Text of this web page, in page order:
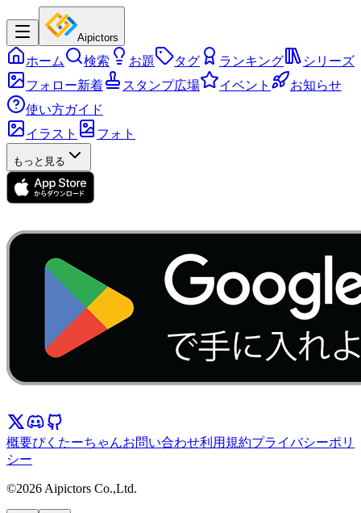
Aipictors
ホーム 検索 お題 タグ ランキング
シリーズ
フォロー新着
スタンプ広場 イベント
お知らせ
使い方ガイド
イラスト
フォト
もっと見る
概要ぴくたーちゃんお問い合わせ利用規約プライバシーポリ
シー
©2026 Aipictors Co.,Ltd.